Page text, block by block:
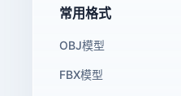
常用格式
OBJ模型
FBX模型